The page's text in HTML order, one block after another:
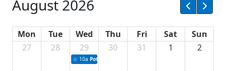
August 2026
Mon Tue Wed Thu Fri Sat
Sun
27
28 29
10a Potpisivanje ugovora sa neprofitnim
30 31 1 2